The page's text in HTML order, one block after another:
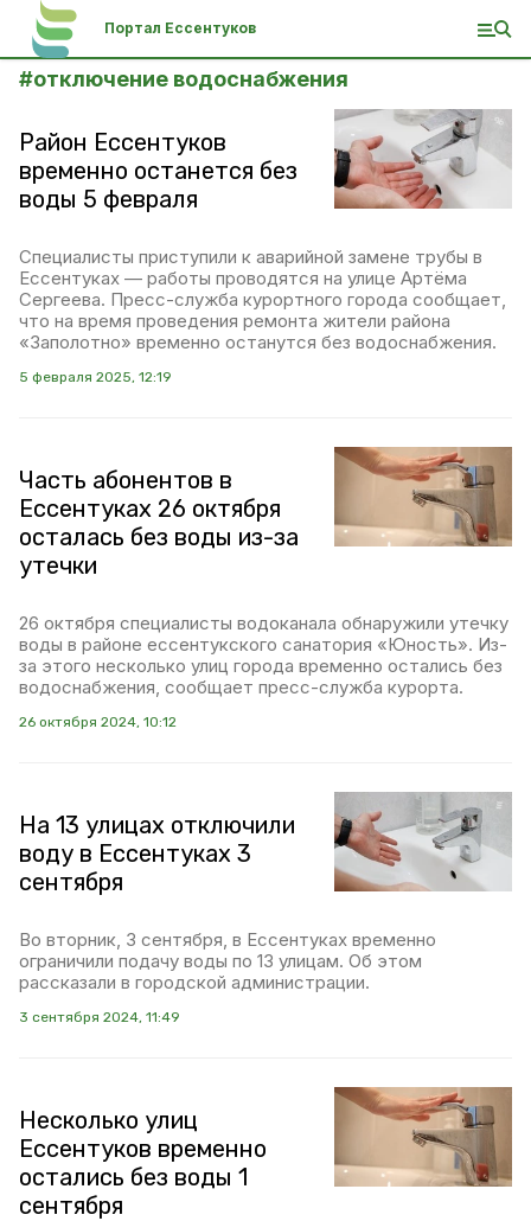
Портал Ессентуков
#отключение водоснабжения
Район Ессентуков
временно останется без
воды 5 февраля
Специалисты приступили к аварийной замене трубы в
Ессентуках — работы проводятся на улице Артёма
Сергеева. Пресс-служба курортного города сообщает,
что на время проведения ремонта жители района
«Заполотно» временно останутся без водоснабжения.
5 февраля 2025, 12:19
Часть абонентов в
Ессентуках 26 октября
осталась без воды из-за
утечки
26 октября специалисты водоканала обнаружили утечку
воды в районе ессентукского санатория «Юность». Из-
за этого несколько улиц города временно остались без
водоснабжения, сообщает пресс-служба курорта.
26 октября 2024, 10:12
На 13 улицах отключили
воду в Ессентуках 3
сентября
Во вторник, 3 сентября, в Ессентуках временно
ограничили подачу воды по 13 улицам. Об этом
рассказали в городской администрации.
3 сентября 2024, 11:49
Несколько улиц
Ессентуков временно
остались без воды 1
сентября